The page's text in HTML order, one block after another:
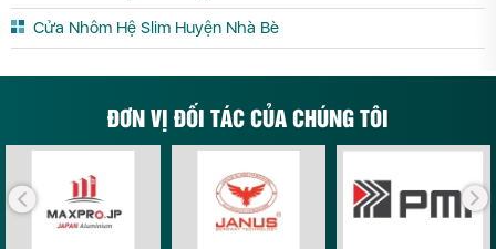
Cửa Nhôm Hệ Slim Huyện Nhà Bè
ĐƠN VỊ ĐỐI TÁC CỦA CHÚNG TÔI